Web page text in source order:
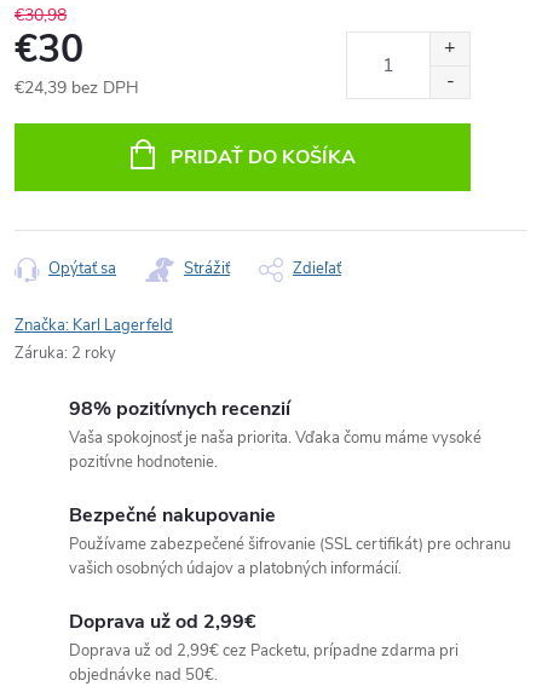
€30,98
€30
€24,39 bez DPH
PRIDAŤ DO KOŠÍKA
Opýtať sa Strážiť Zdieľať
Značka: Karl Lagerfeld
Záruka: 2 roky
98% pozitívnych recenzií
Vaša spokojnosť je naša priorita. Vďaka čomu máme vysoké
pozitívne hodnotenie.
Bezpečné nakupovanie
Používame zabezpečené šifrovanie (SSL certifikát) pre ochranu
vašich osobných údajov a platobných informácií.
Doprava už od 2,99€
Doprava už od 2,99€ cez Packetu, prípadne zdarma pri
objednávke nad 50€.